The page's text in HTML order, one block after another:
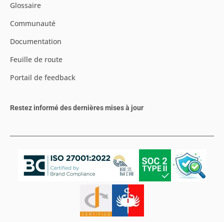
Glossaire
Communauté
Documentation
Feuille de route
Portail de feedback
Restez informé des dernières mises à jour